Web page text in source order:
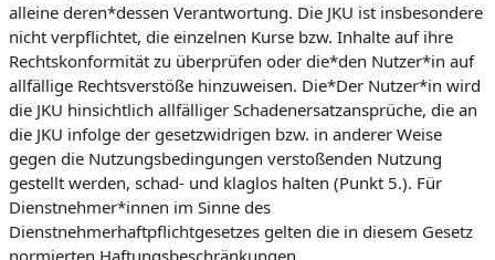
alleine deren*dessen Verantwortung. Die JKU ist insbesondere
nicht verpflichtet, die einzelnen Kurse bzw. Inhalte auf ihre
Rechtskonformität zu überprüfen oder die*den Nutzer*in auf
allfällige Rechtsverstöße hinzuweisen. Die*Der Nutzer*in wird
die JKU hinsichtlich allfälliger Schadenersatzansprüche, die an
die JKU infolge der gesetzwidrigen bzw. in anderer Weise
gegen die Nutzungsbedingungen verstoßenden Nutzung
gestellt werden, schad- und klaglos halten (Punkt 5.). Für
Dienstnehmer*innen im Sinne des
Dienstnehmerhaftpflichtgesetzes gelten die in diesem Gesetz
normierten Haftungsbeschränkungen.